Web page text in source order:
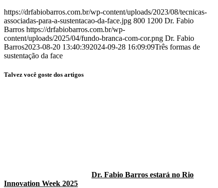
https://drfabiobarros.com.br/wp-content/uploads/2023/08/tecnicas-
associadas-para-a-sustentacao-da-face.jpg 800 1200 Dr. Fabio
Barros https://drfabiobarros.com.br/wp-
content/uploads/2025/04/fundo-branca-com-cor.png Dr. Fabio
Barros2023-08-20 13:40:392024-09-28 16:09:09Três formas de
sustentação da face
Talvez você goste dos artigos
Dr. Fabio Barros estará no Rio
Innovation Week 2025